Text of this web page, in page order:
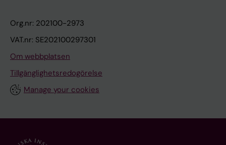
Org.nr: 202100-2973
VAT.nr: SE202100297301
Om webbplatsen
Tillgänglighetsredogörelse
Manage your cookies